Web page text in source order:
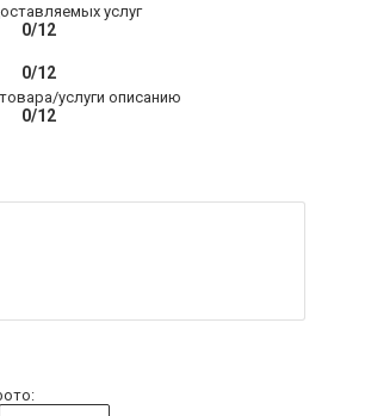
услуг
0/12
0/12
услуги описанию
0/12